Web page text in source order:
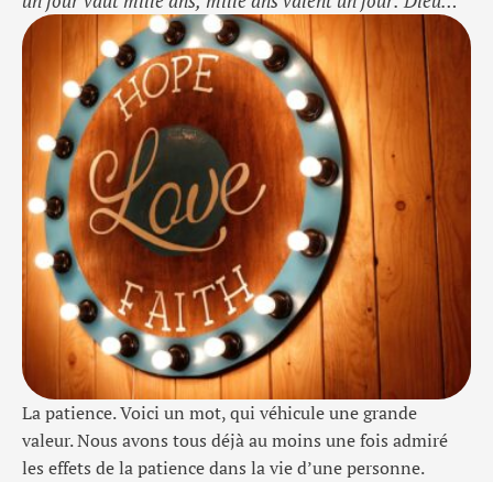
n’est pas en retard dans sa promesse comme certains
mesurent le retard. Il se retient à cause de vous, il
retient la fin parce qu’il ne veut pas que quelqu’un se
perde. Il donne …
La patience. Voici un mot, qui véhicule une grande
valeur. Nous avons tous déjà au moins une fois admiré
les effets de la patience dans la vie d’une personne.